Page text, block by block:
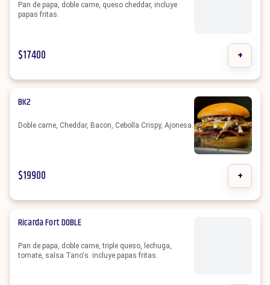
Pan de papa, doble carne, queso cheddar, incluye
papas fritas.
$17400 +
BK2
Doble carne, Cheddar, Bacon, Cebolla Crispy, Ajonesa.
$19900 +
Ricarda Fort DOBLE
Pan de papa, doble carne, triple queso, lechuga,
tomate, salsa Tano's. incluye papas fritas.